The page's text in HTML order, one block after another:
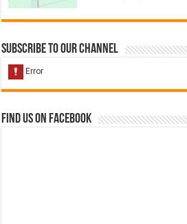
Subscribe to our Channel
Find us on Facebook